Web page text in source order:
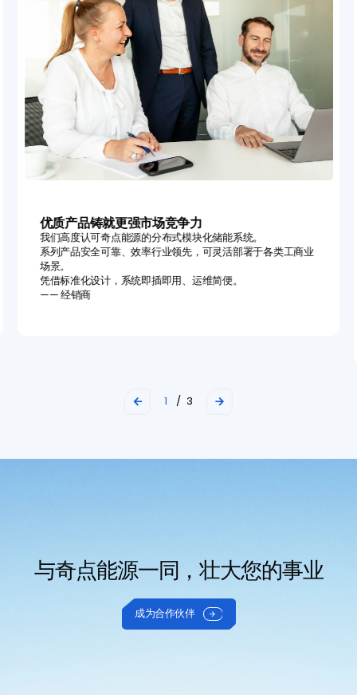
优质产品铸就更强市场竞争力
我们高度认可奇点能源的分布式模块化储能系统。
系列产品安全可靠、效率行业领先，可灵活部署于各类工商业
场景。
凭借标准化设计，系统即插即用、运维简便。
—— 经销商
 1 / 3 
与奇点能源一同，壮大您的事业
成为合作伙伴 